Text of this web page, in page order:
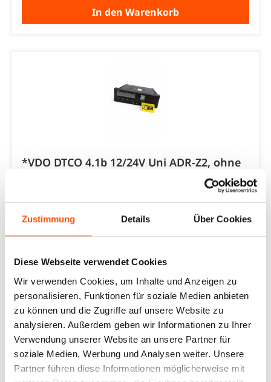
Zustimmung Details Über Cookies
Diese Webseite verwendet Cookies
Wir verwenden Cookies, um Inhalte und Anzeigen zu
personalisieren, Funktionen für soziale Medien anbieten
zu können und die Zugriffe auf unsere Website zu
analysieren. Außerdem geben wir Informationen zu Ihrer
Verwendung unserer Website an unsere Partner für
soziale Medien, Werbung und Analysen weiter. Unsere
Partner führen diese Informationen möglicherweise mit
In den Warenkorb
*VDO DTCO 4.1b 12/24V Uni ADR-Z2, ohne
947,07 €*